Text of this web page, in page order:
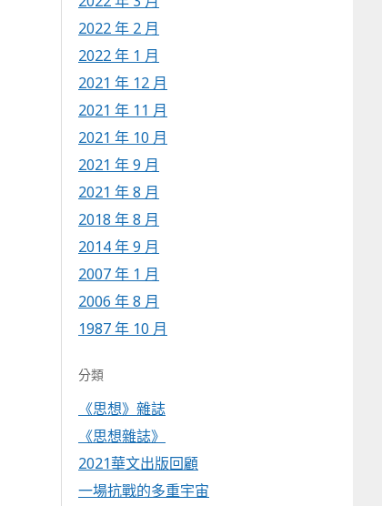
2022 年 2 月
2022 年 1 月
2021 年 12 月
2021 年 11 月
2021 年 10 月
2021 年 9 月
2021 年 8 月
2018 年 8 月
2014 年 9 月
2007 年 1 月
2006 年 8 月
1987 年 10 月
分類
《思想》雜誌
《思想雜誌》
2021華文出版回顧
一場抗戰的多重宇宙